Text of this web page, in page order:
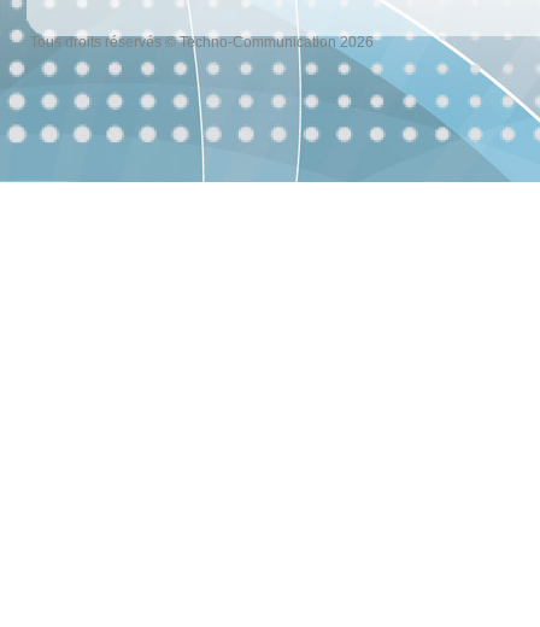
Tous droits réservés © Techno-Communication 2026